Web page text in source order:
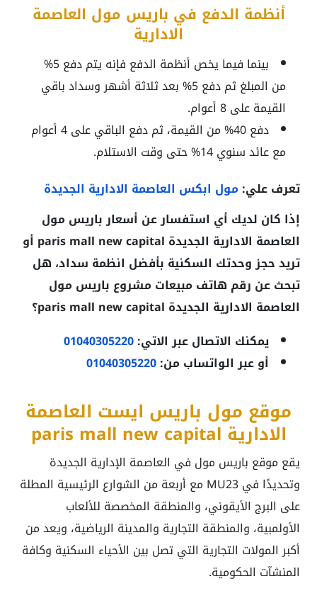
أنظمة الدفع في باريس مول العاصمة
الادارية
بينما فيما يخص أنظمة الدفع فإنه يتم دفع 5%
من المبلغ ثم دفع 5% بعد ثلاثة أشهر وسداد باقي
القيمة على 8 أعوام.
دفع 40% من القيمة، ثم دفع الباقي على 4 أعوام
مع عائد سنوي 14% حتى وقت الاستلام.
تعرف علي:مول ابكس العاصمة الادارية الجديدة
إذا كان لديك أي استفسار عن أسعار باريس مول
العاصمة الادارية الجديدة paris mall new capital أو
تريد حجز وحدتك السكنية بأفضل انظمة سداد، هل
تبحث عن رقم هاتف مبيعات مشروع باريس مول
العاصمة الادارية الجديدة paris mall new capital؟
يمكنك الاتصال عبر الاتي:01040305220
أو عبر الواتساب من:01040305220
موقع مول باريس ايست العاصمة
الادارية paris mall new capital
يقع موقع باريس مول في العاصمة الإدارية الجديدة
وتحديدًا في MU23 مع أربعة من الشوارع الرئيسية المطلة
على البرج الأيقوني، والمنطقة المخصصة للألعاب
الأولمبية، والمنطقة التجارية والمدينة الرياضية، ويعد من
أكبر المولات التجارية التي تصل بين الأحياء السكنية وكافة
المنشآت الحكومية.